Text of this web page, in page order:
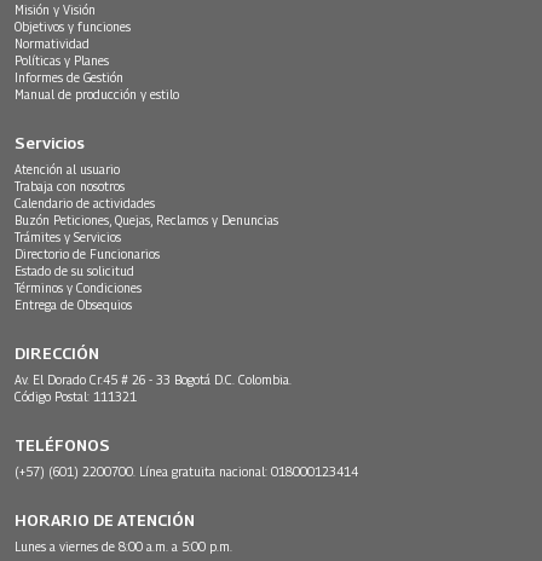
Misión y Visión
Objetivos y funciones
Normatividad
Políticas y Planes
Informes de Gestión
Manual de producción y estilo
Servicios
Atención al usuario
Trabaja con nosotros
Calendario de actividades
Buzón Peticiones, Quejas, Reclamos y Denuncias
Trámites y Servicios
Directorio de Funcionarios
Estado de su solicitud
Términos y Condiciones
Entrega de Obsequios
DIRECCIÓN
Av. El Dorado Cr.45 # 26 - 33 Bogotá D.C. Colombia.
Código Postal: 111321
TELÉFONOS
(+57) (601) 2200700. Línea gratuita nacional: 018000123414
HORARIO DE ATENCIÓN
Lunes a viernes de 8:00 a.m. a 5:00 p.m.